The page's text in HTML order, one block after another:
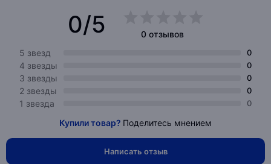
0/5
0 отзывов
5 звезд
0
4 звезды 0
3 звезды 0
2 звезды 0
1 звезда 0
Купили товар? Поделитесь мнением
Написать отзыв